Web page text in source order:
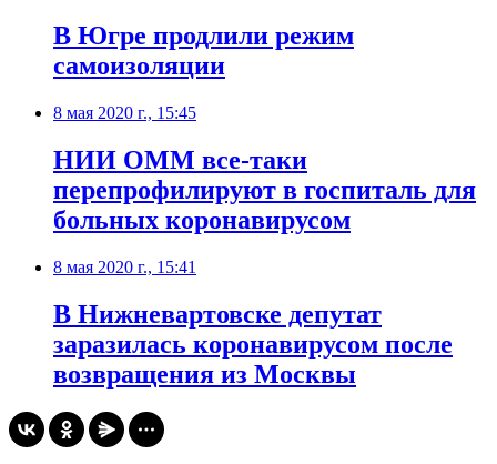
В Югре продлили режим
самоизоляции
8 мая 2020 г., 15:45
НИИ ОММ все-таки
перепрофилируют в госпиталь для
больных коронавирусом
8 мая 2020 г., 15:41
​В Нижневартовске депутат
заразилась коронавирусом после
возвращения из Москвы